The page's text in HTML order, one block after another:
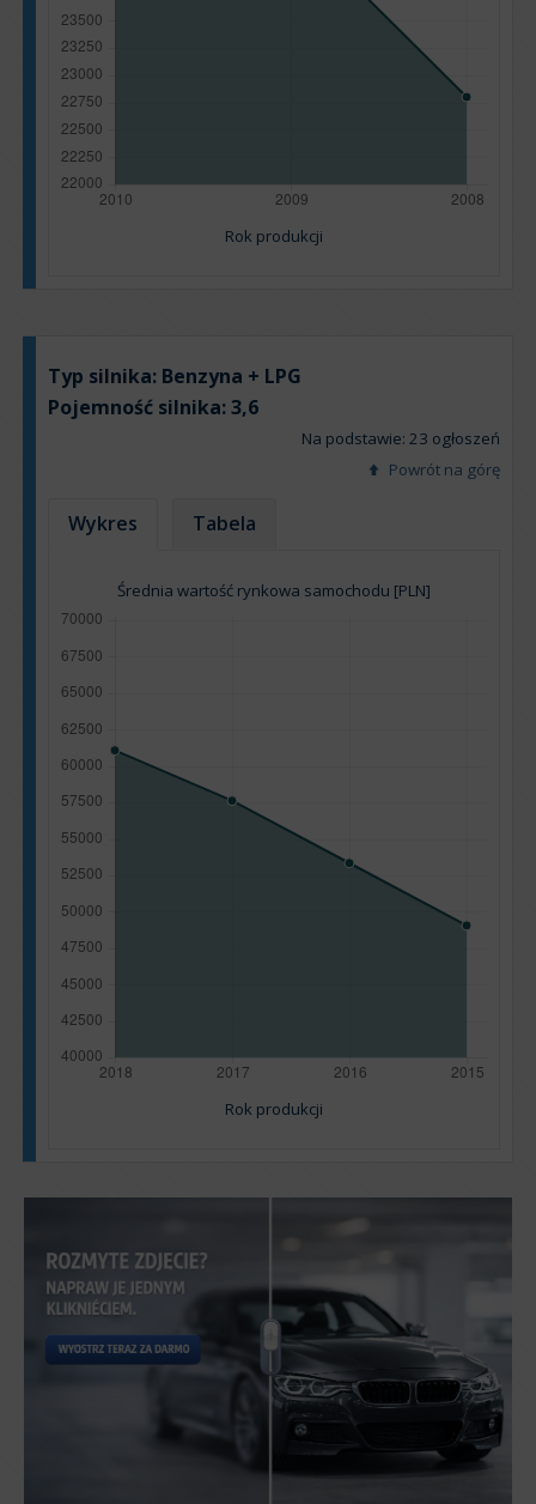
Rok produkcji
Typ silnika: Benzyna + LPG
Pojemność silnika:3,6
Na podstawie: 23 ogłoszeń
Powrót na górę
Wykres Tabela
Średnia wartość rynkowa samochodu [PLN]
Rok produkcji